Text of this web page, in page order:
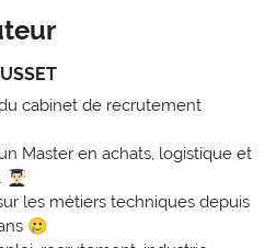
cabinet de recrutement
Master en achats, logistique et
les métiers techniques depuis
🥲